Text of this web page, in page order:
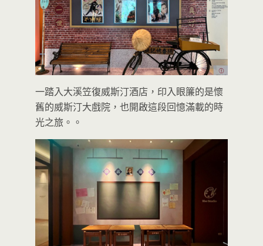
一踏入大溪笠復威斯汀酒店，印入眼簾的是懷
舊的威斯汀大戲院，也開啟這段回憶滿載的時
光之旅。。